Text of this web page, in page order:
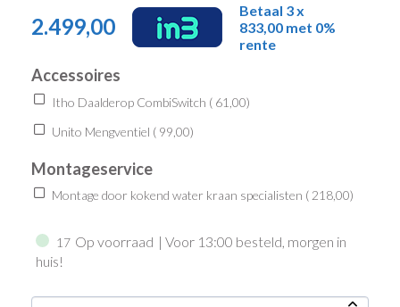
2.499,00
Betaal 3 x
833,00 met 0%
rente
Accessoires
Itho Daalderop CombiSwitch ( 61,00)
Unito Mengventiel ( 99,00)
Montageservice
Montage door kokend water kraan specialisten ( 218,00)
17 Op voorraad | Voor 13:00 besteld, morgen in
huis!